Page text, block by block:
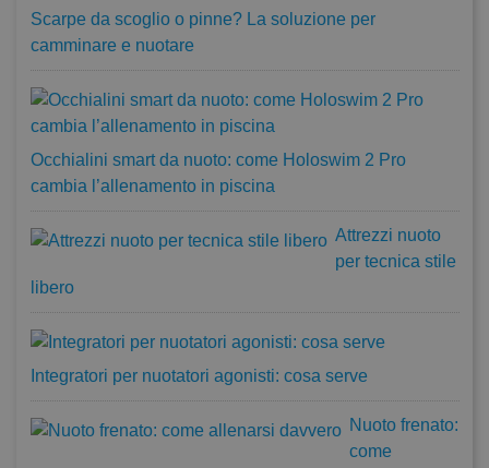
Scarpe da scoglio o pinne? La soluzione per
camminare e nuotare
Occhialini smart da nuoto: come Holoswim 2 Pro
cambia l’allenamento in piscina
Attrezzi nuoto
per tecnica stile
libero
Integratori per nuotatori agonisti: cosa serve
Nuoto frenato:
come